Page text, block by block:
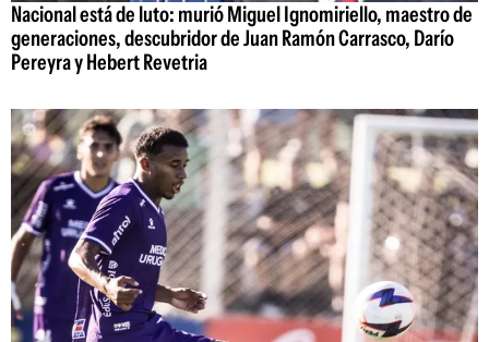
Nacional está de luto: murió Miguel Ignomiriello, maestro de
generaciones, descubridor de Juan Ramón Carrasco, Darío
Pereyra y Hebert Revetria